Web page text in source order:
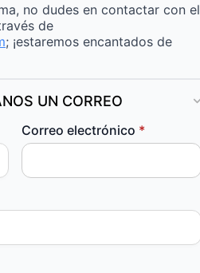
no dudes en contactar con el
de
; ¡estaremos encantados de
UN CORREO
Correo electrónico *